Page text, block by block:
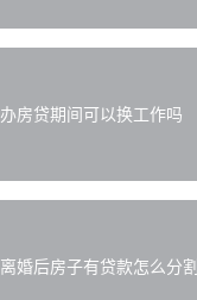
办房贷期间可以换工作吗
离婚后房子有贷款怎么分割